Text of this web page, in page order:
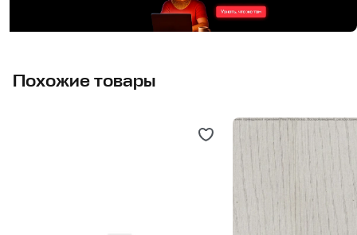
Похожие товары